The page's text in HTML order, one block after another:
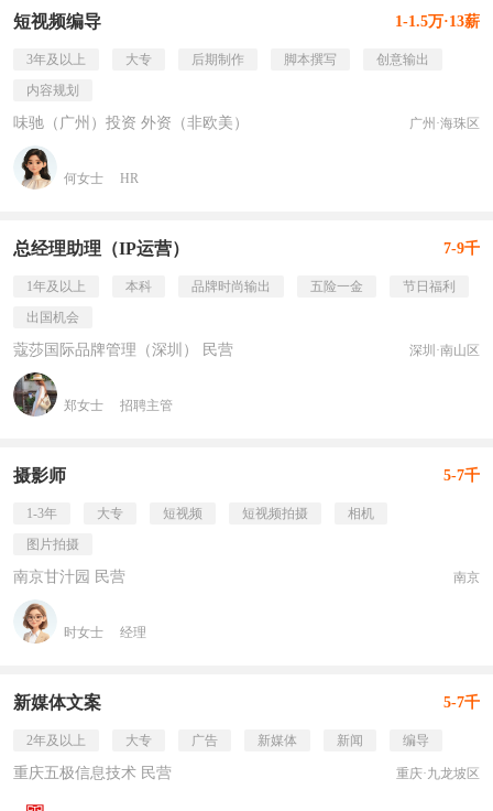
短视频编导 1-1.5万·13薪
3年及以上 大专 后期制作 脚本撰写
创意输出
内容规划
味驰（广州）投资 外资（非欧美） 广州·海珠区
何女士 HR
总经理助理（IP运营） 7-9千
1年及以上 本科 品牌时尚输出 五险一金
节日福利
出国机会
蔻莎国际品牌管理（深圳） 民营 深圳·南山区
郑女士 招聘主管
摄影师 5-7千
1-3年 大专 短视频 短视频拍摄
相机
图片拍摄
南京甘汁园 民营 南京
时女士 经理
新媒体文案 5-7千
2年及以上 大专 广告 新媒体 新闻 编导
重庆五极信息技术 民营 重庆·九龙坡区